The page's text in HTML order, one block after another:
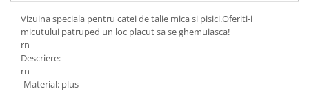
Vizuina speciala pentru catei de talie mica si pisici.Oferiti-i
micutului patruped un loc placut sa se ghemuiasca!
rn
Descriere:
rn
-Material: plus